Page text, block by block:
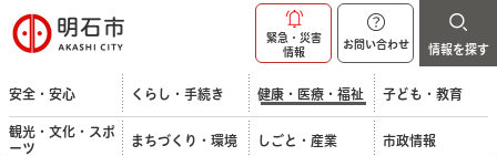
明石市
緊急・災害
情報
お問い合わせ 情報を探す
安全・安心 くらし・手続き 健康・医療・福祉 子ども・教育
観光・文化・スポ
ーツ
まちづくり・環境 しごと・産業 市政情報